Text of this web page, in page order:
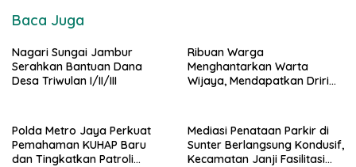
Baca Juga
Nagari Sungai Jambur
Serahkan Bantuan Dana
Desa Triwulan I/II/III
Ribuan Warga
Menghantarkan Warta
Wijaya, Mendapatkan Driri
Polda Metro Jaya Perkuat
Pemahaman KUHAP Baru
dan Tingkatkan Patroli
Mediasi Penataan Parkir di
Sunter Berlangsung Kondusif,
Kecamatan Janji Fasilitasi